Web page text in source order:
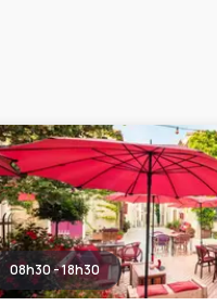
08h30 - 18h30